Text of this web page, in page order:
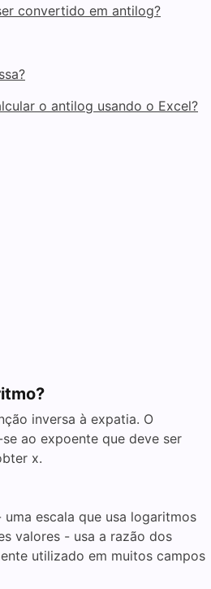
convertido em antilog?
o antilog usando o Excel?
inversa à expatia. O
ao expoente que deve ser
x.
escala que usa logaritmos
valores - usa a razão dos
utilizado em muitos campos